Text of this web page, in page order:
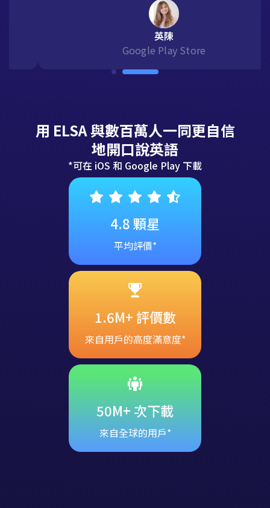
英陳
用 ELSA 與數百萬人一同更自信
地開口說英語
*可在 iOS 和 Google Play 下載
4.8 顆星
1.6M+ 評價數
50M+ 次下載